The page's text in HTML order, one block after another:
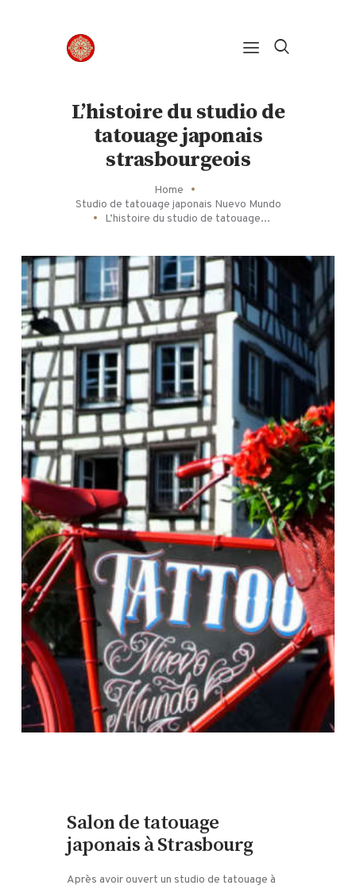
L’histoire du studio de
tatouage japonais
strasbourgeois
Home
Studio de tatouage japonais Nuevo Mundo
L’histoire du studio de tatouage...
Salon de tatouage
japonais à Strasbourg
Après avoir ouvert un studio de tatouage à